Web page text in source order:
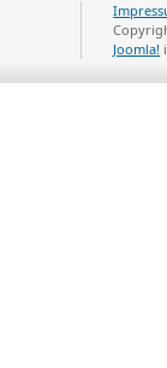
Joomla!